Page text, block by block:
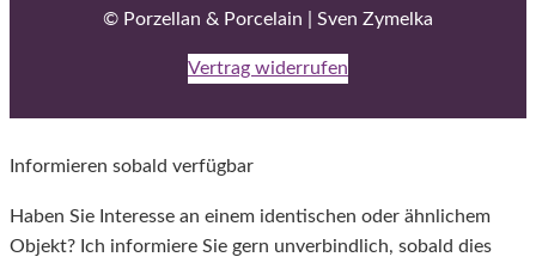
© Porzellan & Porcelain | Sven Zymelka
Vertrag widerrufen
Informieren sobald verfügbar
Haben Sie Interesse an einem identischen oder ähnlichem
Objekt? Ich informiere Sie gern unverbindlich, sobald dies